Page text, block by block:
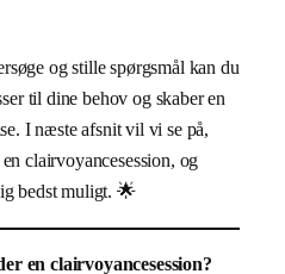
og stille spørgsmål kan du
til dine behov og skaber en
I næste afsnit vil vi se på,
clairvoyancesession, og
bedst muligt. 🌟
en clairvoyancesession?